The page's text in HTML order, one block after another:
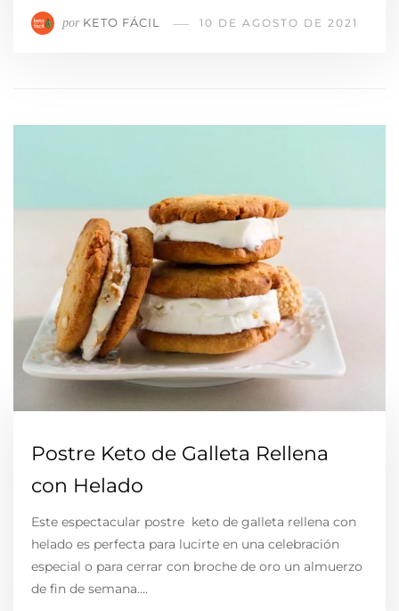
por KETO FÁCIL 10 DE AGOSTO DE 2021
Postre Keto de Galleta Rellena
con Helado
Este espectacular postre keto de galleta rellena con
helado es perfecta para lucirte en una celebración
especial o para cerrar con broche de oro un almuerzo
de fin de semana.…